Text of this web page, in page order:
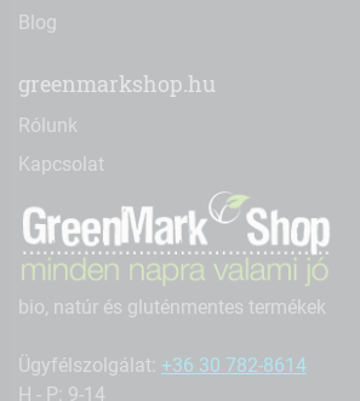
Blog
greenmarkshop.hu
Rólunk
Kapcsolat
bio, natúr és gluténmentes termékek
Ügyfélszolgálat: +36 30 782-8614
H - P: 9-14